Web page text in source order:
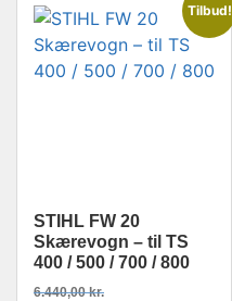
Tilbud!
STIHL FW 20
Skærevogn – til TS
400 / 500 / 700 / 800
6.440,00kr.